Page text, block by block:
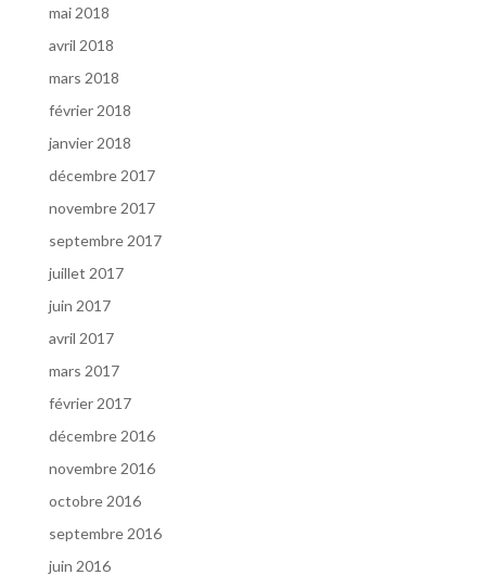
mai 2018
avril 2018
mars 2018
février 2018
janvier 2018
décembre 2017
novembre 2017
septembre 2017
juillet 2017
juin 2017
avril 2017
mars 2017
février 2017
décembre 2016
novembre 2016
octobre 2016
septembre 2016
juin 2016